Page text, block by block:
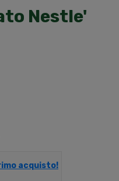
Nestle'
acquisto!